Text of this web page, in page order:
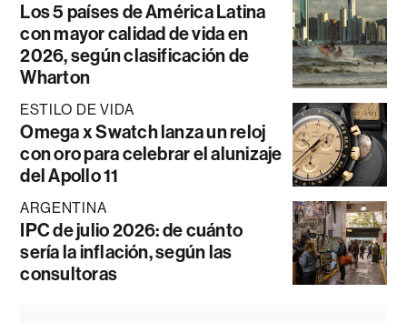
Los 5 países de América Latina
con mayor calidad de vida en
2026, según clasificación de
Wharton
ESTILO DE VIDA
Omega x Swatch lanza un reloj
con oro para celebrar el alunizaje
del Apollo 11
ARGENTINA
IPC de julio 2026: de cuánto
sería la inflación, según las
consultoras